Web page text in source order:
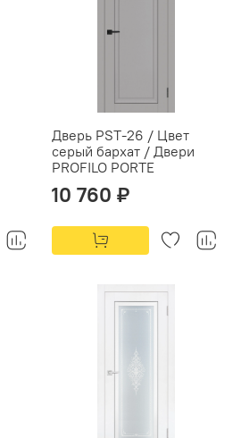
Дверь PST-26 / Цвет
серый бархат / Двери
PROFILO PORTE
10 760 ₽